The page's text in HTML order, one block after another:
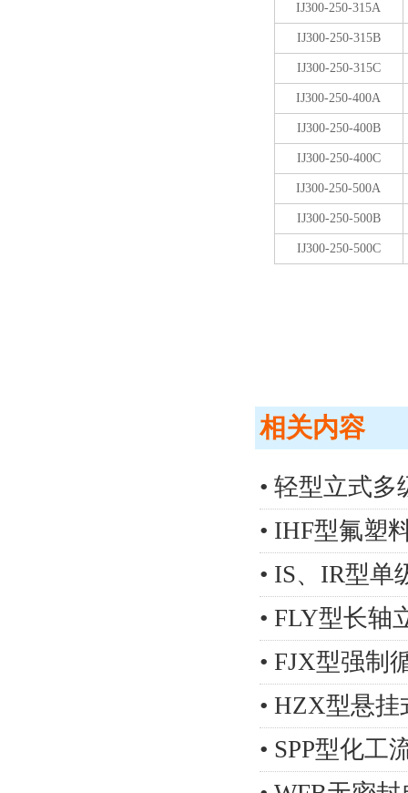
IJ300-250-315A
IJ300-250-315B
IJ300-250-315C
IJ300-250-400A
IJ300-250-400B
IJ300-250-400C
IJ300-250-500A
IJ300-250-500B
IJ300-250-500C
相关内容
• 轻型立式多
• IHF型氟塑
• IS、IR型单
• FLY型长轴
• FJX型强制
• HZX型悬
• SPP型化工